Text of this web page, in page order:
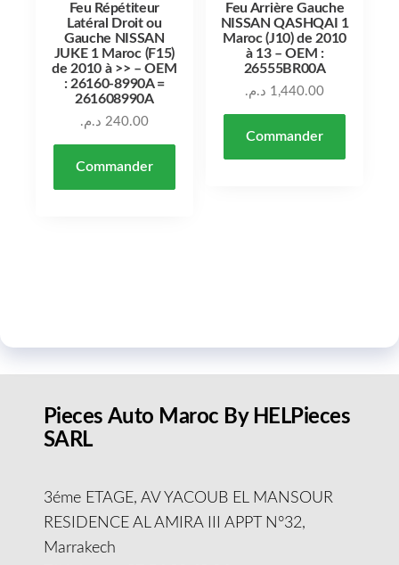
Feu Répétiteur
Latéral Droit ou
Gauche NISSAN
JUKE 1 Maroc (F15)
de 2010 à >> – OEM
: 26160-8990A =
261608990A
240.00 د.م.
Commander
Feu Arrière Gauche
NISSAN QASHQAI 1
Maroc (J10) de 2010
à 13 – OEM :
26555BR00A
1,440.00 د.م.
Commander
Pieces Auto Maroc By HELPieces
SARL
3éme ETAGE, AV YACOUB EL MANSOUR
RESIDENCE AL AMIRA III APPT N°32,
Marrakech